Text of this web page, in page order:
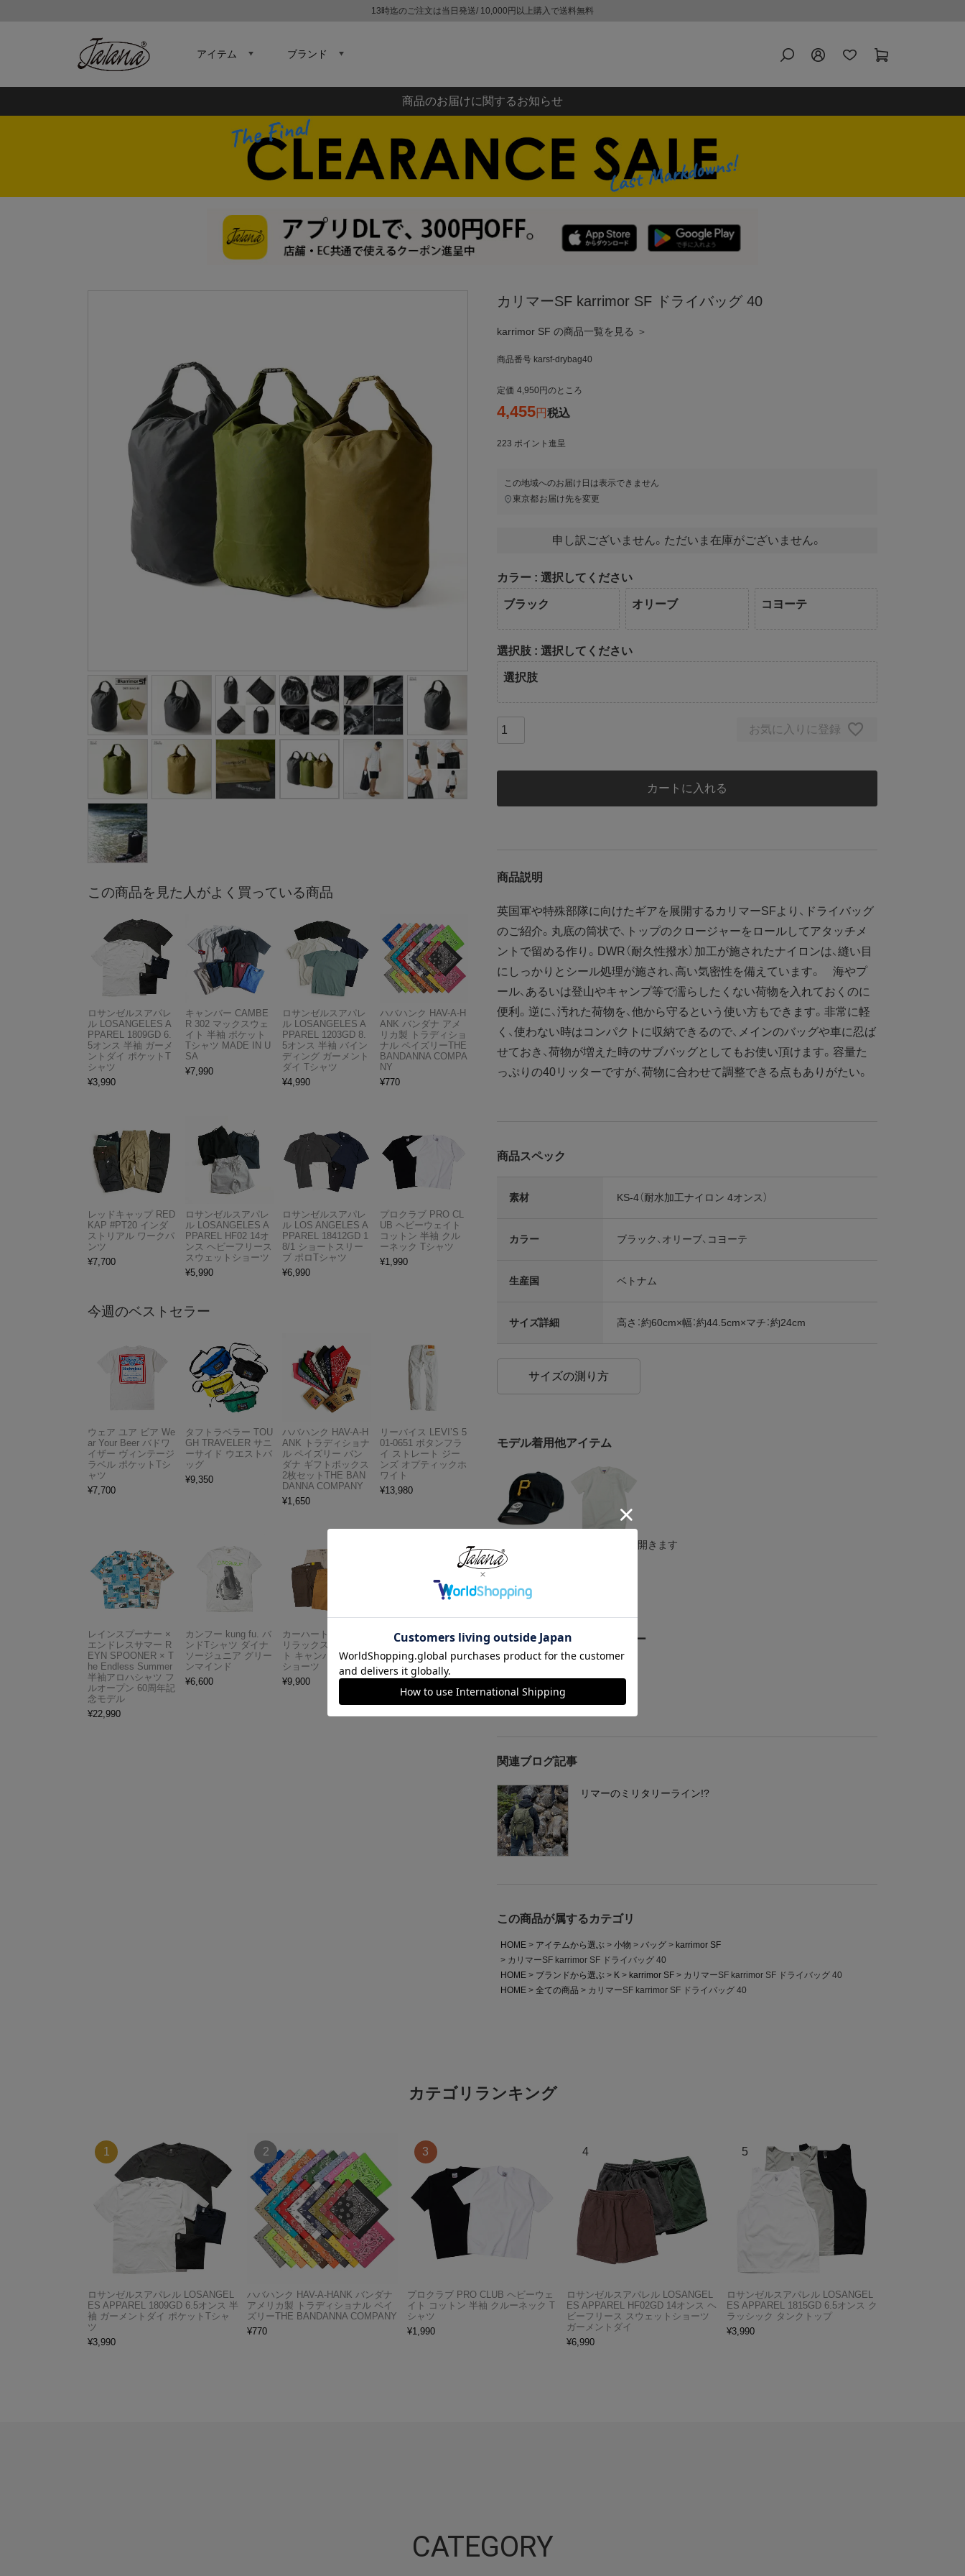
13時迄のご注文は当日発送/ 10,000円以上購入で送料無料
アイテム ブランド
商品のお届けに関するお知らせ
カリマーSF karrimor SF ドライバッグ 40
karrimor SF の商品一覧を見る ＞
商品番号 karsf-drybag40
定価 4,950 のところ
4,455 税込
223 ポイント進呈
この地域へのお届け日は表示できません
東京都お届け先を変更
申し訳ございません。ただいま在庫がございません。
カラー 選択してください
ブラック オリーブ コヨーテ
選択肢 選択してください
選択肢
お気に入りに登録
カートに入れる
商品説明
英国軍や特殊部隊に向けたギアを展開するカリマーSFより、ドライバッグ
のご紹介。丸底の筒状で、トップのクロージャーをロールしてアタッチメ
ントで留める作り。DWR（耐久性撥水）加工が施されたナイロンは、縫い目
にしっかりとシール処理が施され、高い気密性を備えています。 海やプ
ール、あるいは登山やキャンプ等で濡らしたくない荷物を入れておくのに
便利。逆に、汚れた荷物を、他から守るという使い方もできます。非常に軽
く、使わない時はコンパクトに収納できるので、メインのバッグや車に忍ば
せておき、荷物が増えた時のサブバッグとしてもお使い頂けます。容量た
っぷりの40リッターですが、荷物に合わせて調整できる点もありがたい。
商品スペック
素材 KS-4（耐水加工ナイロン 4オンス）
カラー ブラック、オリーブ、コヨーテ
生産国 ベトナム
サイズ詳細 高さ：約60cm×幅：約44.5cm×マチ：約24cm
サイズの測り方
モデル着用他アイテム
クリックすると別ウインドウで開きます
ご購入者さまからのレビュー
関連ブログ記事
リマーのミリタリーライン!?
この商品が属するカテゴリ
HOME アイテムから選ぶ 小物 バッグ
karrimor SF
カリマーSF karrimor SF ドライバッグ 40
HOME
ブランドから選ぶ K karrimor SF
カリマーSF karrimor SF ドライバッグ 40
HOME
全ての商品 カリマーSF karrimor SF ドライバッグ 40
この商品を見た人がよく買っている商品
ロサンゼルスアパレ
ル LOSANGELES A
PPAREL 1809GD 6.
5オンス 半袖 ガーメ
ントダイ ポケットT
シャツ
¥3,990
キャンバー CAMBE
R 302 マックスウェ
イト 半袖 ポケット
Tシャツ MADE IN U
SA
¥7,990
ロサンゼルスアパレ
ル LOSANGELES A
PPAREL 1203GD 8.
5オンス 半袖 バイン
ディング ガーメント
ダイ Tシャツ
¥4,990
ハバハンク HAV-A-H
ANK バンダナ アメ
リカ製 トラディショ
ナル ペイズリーTHE
BANDANNA COMPA
NY
¥770
レッドキャップ RED
KAP #PT20 インダ
ストリアル ワークパ
ンツ
¥7,700
ロサンゼルスアパレ
ル LOSANGELES A
PPAREL HF02 14オ
ンス ヘビーフリース
スウェットショーツ
¥5,990
ロサンゼルスアパレ
ル LOS ANGELES A
PPAREL 18412GD 1
8/1 ショートスリー
ブ ポロTシャツ
¥6,990
プロクラブ PRO CL
UB ヘビーウェイト
コットン 半袖 クル
ーネック Tシャツ
¥1,990
今週のベストセラー
ウェア ユア ビア We
ar Your Beer バドワ
イザー ヴィンテージ
ラベル ポケットTシ
ャツ
¥7,700
タフトラベラー TOU
GH TRAVELER サニ
ーサイド ウエストバ
ッグ
¥9,350
ハバハンク HAV-A-H
ANK トラディショナ
ル ペイズリー バン
ダナ ギフトボックス
2枚セットTHE BAN
DANNA COMPANY
¥1,650
リーバイス LEVI’S 5
01-0651 ボタンフラ
イ ストレート ジー
ンズ オプティックホ
ワイト
¥13,980
レインスプーナー ×
エンドレスサマー R
EYN SPOONER × T
he Endless Summer
半袖アロハシャツ フ
ルオープン 60周年記
念モデル
¥22,990
カンフー kung fu. バ
ンドTシャツ ダイナ
ソージュニア グリー
ンマインド
¥6,600
カーハート Carhartt
リラックスドフィッ
ト キャンバスワーク
ショーツ
¥9,900
アメリカンクラシッ
クス AMERICAN CL
ASSICS ムービーT
シャツ フォレストガ
ンプ ロゴ＆ベンチ
5,747
カテゴリランキング
ロサンゼルスアパレル LOSANGEL
ES APPAREL 1809GD 6.5オンス 半
袖 ガーメントダイ ポケットTシャ
ツ
¥3,990
ハバハンク HAV-A-HANK バンダナ
アメリカ製 トラディショナル ペイ
ズリーTHE BANDANNA COMPANY
¥770
プロクラブ PRO CLUB ヘビーウェ
イト コットン 半袖 クルーネック T
シャツ
¥1,990
ロサンゼルスアパレル LOSANGEL
ES APPAREL HF02GD 14オンス ヘ
ビーフリース スウェットショーツ
ガーメントダイ
¥6,990
ロサンゼルスアパレル LOSANGEL
ES APPAREL 1815GD 6.5オンス ク
ラッシック タンクトップ
¥3,990
CATEGORY